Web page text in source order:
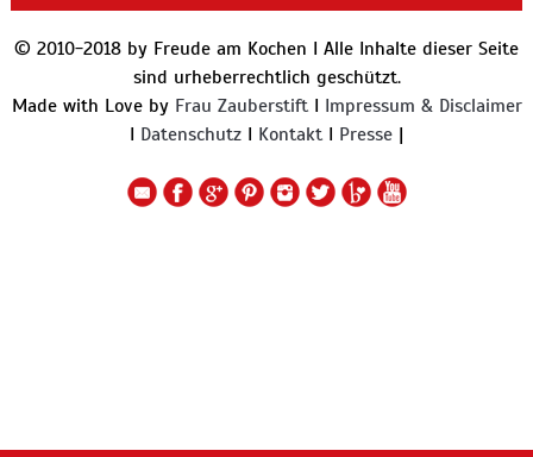
© 2010-2018 by Freude am Kochen I Alle Inhalte dieser Seite
sind urheberrechtlich geschützt.
Made with Love by Frau ZauberstiftI Impressum & Disclaimer
I Datenschutz I KontaktI Presse |